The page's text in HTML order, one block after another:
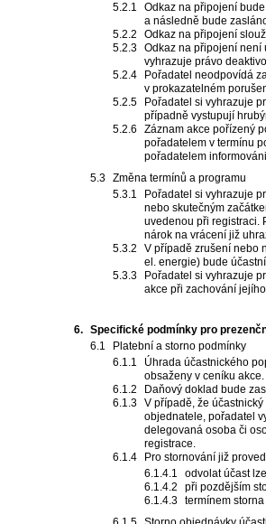
Odkaz na připojení
a následně bude
Odkaz na připojení
Odkaz na připojení není
vyhrazuje právo
Pořadatel neodpovídá
v prokazatelném
Pořadatel si vyhrazuje
případně vystupují
Záznam akce pořízený
pořadatelem v termínu
pořadatelem
Změna termínů a programu
Pořadatel si vyhrazuje
nebo skutečným
uvedenou při registraci.
nárok na vrácení již
V případě zrušení nebo
el. energie) bude
Pořadatel si vyhrazuje
akce při zachování
Specifické podmínky pro
Platební a storno podmínky
Úhrada účastnického
obsaženy v ceníku akce.
Daňový doklad bude
V případě, že
objednatele, pořadatel
delegovaná osoba či
registrace.
Pro stornování již
odvolat účast
při pozdějším
termínem